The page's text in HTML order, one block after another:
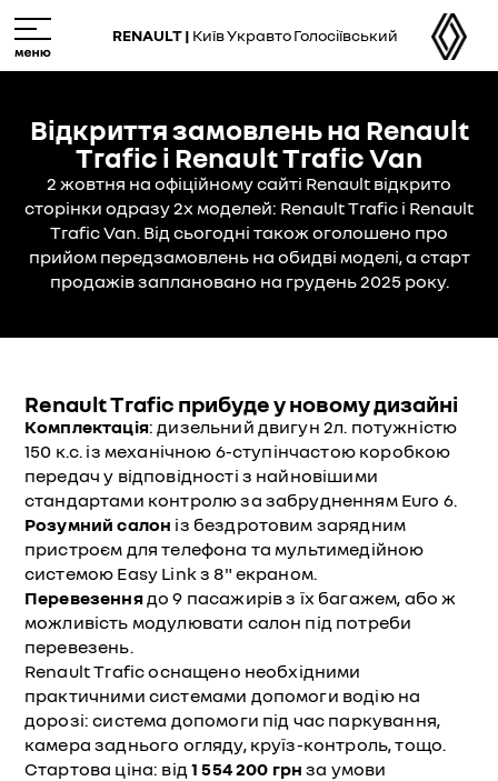
to
main
RENAULT | Київ Укравто Голосіївський
Відкриття замовлень на Renault
Trafic і Renault Trafic Van
2 жовтня на офіційному сайті Renault відкрито
сторінки одразу 2х моделей: Renault Trafic і Renault
Trafic Van. Від сьогодні також оголошено про
прийом передзамовлень на обидві моделі, а старт
продажів заплановано на грудень 2025 року.
Renault Trafic прибуде у новому дизайні
Комплектація: дизельний двигун 2л. потужністю
150 к.с. із механічною 6-ступінчастою коробкою
передач у відповідності з найновішими
стандартами контролю за забрудненням Euro 6.
Розумний салон із бездротовим зарядним
пристроєм для телефона та мультимедійною
системою Easy Link з 8" екраном.
Перевезеннядо 9 пасажирів з їх багажем, або ж
можливість модулювати салон під потреби
перевезень.
Renault Trafic оснащено необхідними
практичними системами допомоги водію на
дорозі: система допомоги під час паркування,
камера заднього огляду, круїз-контроль, тощо.
Стартова ціна: від1 554 200 грнза умови